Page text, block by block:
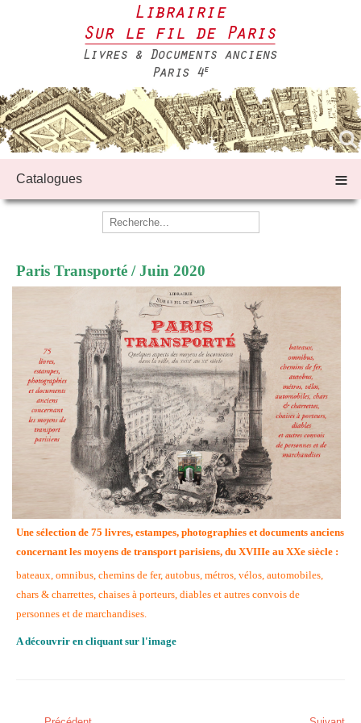
Catalogues ≡
Paris Transporté / Juin 2020
Une sélection de 75 livres, estampes, photographies et documents anciens
concernant les moyens de transport parisiens, du XVIIIe au XXe siècle :
bateaux, omnibus, chemins de fer, autobus, métros, vélos, automobiles,
chars & charrettes, chaises à porteurs, diables et autres convois de
personnes et de marchandises.
A découvrir en cliquant sur l'image